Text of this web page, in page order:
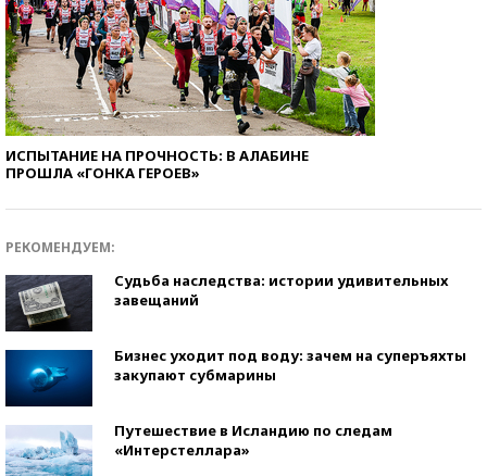
ИСПЫТАНИЕ НА ПРОЧНОСТЬ: В АЛАБИНЕ
ПРОШЛА «ГОНКА ГЕРОЕВ»
РЕКОМЕНДУЕМ:
Судьба наследства: истории удивительных
завещаний
Бизнес уходит под воду: зачем на суперъяхты
закупают субмарины
Путешествие в Исландию по следам
«Интерстеллара»